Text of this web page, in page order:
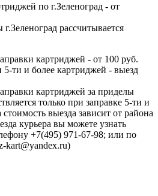
по г.Зеленоград - от
г.Зеленоград рассчитывается
картриджей - от 100 руб.
5-ти и более картриджей - выезд
картриджей за приделы
только при заправке 5-ти и
выезда зависит от района
курьера вы можете узнать
+7(495) 971-67-98; или по
kart@yandex.ru)